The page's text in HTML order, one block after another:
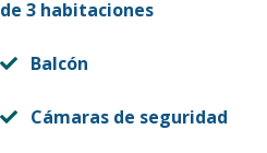
de 3 habitaciones
Balcón
Cámaras de seguridad